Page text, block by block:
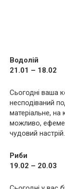
Водолій
21.01 – 18.02
Сьогодні ваша
несподіваний
матеріальне, на
можливо,
чудовий
Риби
19.02 – 20.03